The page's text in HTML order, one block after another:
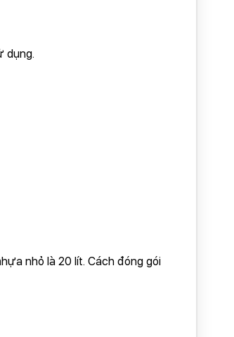
dụng.
nhỏ là 20 lít. Cách đóng gói